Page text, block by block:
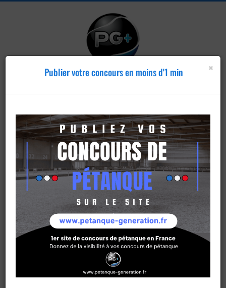
Publier un
concours
×
Publier votre concours en moins d'1 min